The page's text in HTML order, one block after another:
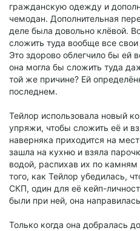
гражданскую одежду и
чемодан. Дополнительная
деле была довольно клёвой.
сложить туда вообще все
Это здорово облегчило бы ей
она могла бы сложить туда
той же причине? Ей
последнем.
Тейлор использовала новый
упряжи, чтобы сложить её и
наверняка приходится на
зашла на кухню и взяла
водой, распихав их по
того, как Тейлор убедилась,
СКП, один для её кейп-
были при ней, она
Только когда она добралась